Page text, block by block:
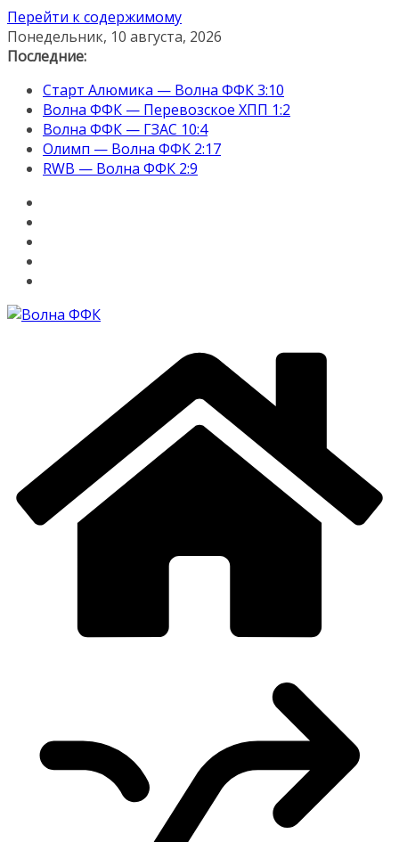
Перейти к содержимому
Понедельник, 10 августа, 2026
Последние:
Старт Алюмика — Волна ФФК 3:10
Волна ФФК — Перевозское ХПП 1:2
Волна ФФК — ГЗАС 10:4
Олимп — Волна ФФК 2:17
RWB — Волна ФФК 2:9